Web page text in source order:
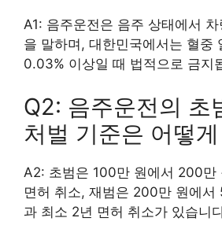
A1: 음주운전은 음주 상태에서
을 말하며, 대한민국에서는 혈중
0.03% 이상일 때 법적으로 금지
Q2: 음주운전의 초
처벌 기준은 어떻
A2: 초범은 100만 원에서 200만
면허 취소, 재범은 200만 원에서
과 최소 2년 면허 취소가 있습니